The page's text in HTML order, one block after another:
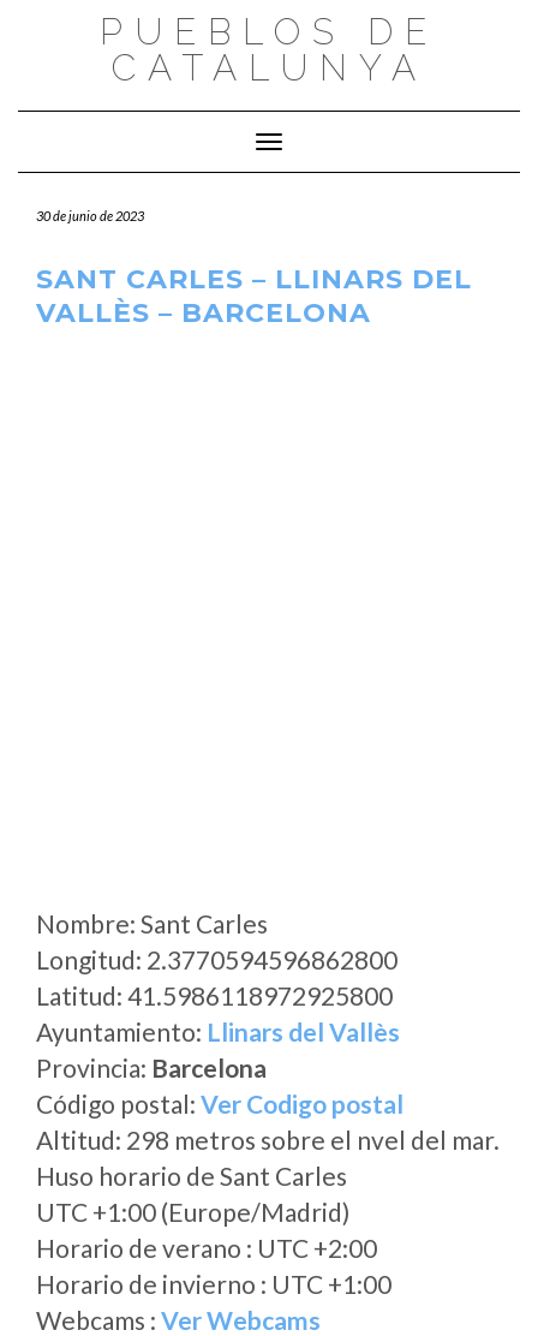
PUEBLOS DE
CATALUNYA
Cambiar modo de navegación
30 de junio de 2023
SANT CARLES – LLINARS DEL
VALLÈS – BARCELONA
Nombre: Sant Carles
Longitud: 2.3770594596862800
Latitud: 41.5986118972925800
Ayuntamiento: Llinars del Vallès
Provincia: Barcelona
Código postal: Ver Codigo postal
Altitud: 298 metros sobre el nvel del mar.
Huso horario de Sant Carles
UTC +1:00 (Europe/Madrid)
Horario de verano : UTC +2:00
Horario de invierno : UTC +1:00
Webcams : Ver Webcams